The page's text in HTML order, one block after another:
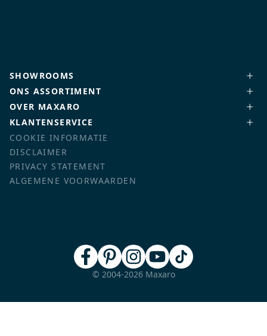
SHOWROOMS
ONS ASSORTIMENT
OVER MAXARO
KLANTENSERVICE
COOKIE INFORMATIE
DISCLAIMER
PRIVACY STATEMENT
ALGEMENE VOORWAARDEN
© 2004-2026 Maxaro